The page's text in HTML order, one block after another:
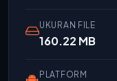
UKURAN FILE
160.22 MB
PLATFORM